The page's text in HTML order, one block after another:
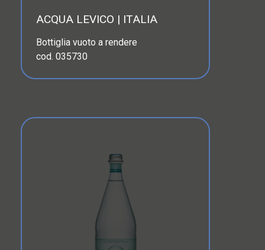
ACQUA LEVICO | ITALIA
Bottiglia vuoto a rendere
cod. 035730